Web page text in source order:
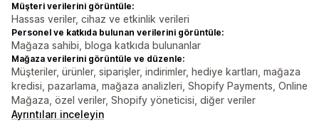
Müşteri verilerini görüntüle:
Hassas veriler, cihaz ve etkinlik verileri
Personel ve katkıda bulunan verilerini görüntüle:
Mağaza sahibi, bloga katkıda bulunanlar
Mağaza verilerini görüntüle ve düzenle:
Müşteriler, ürünler, siparişler, indirimler, hediye kartları, mağaza
kredisi, pazarlama, mağaza analizleri, Shopify Payments, Online
Mağaza, özel veriler, Shopify yöneticisi, diğer veriler
Ayrıntıları inceleyin